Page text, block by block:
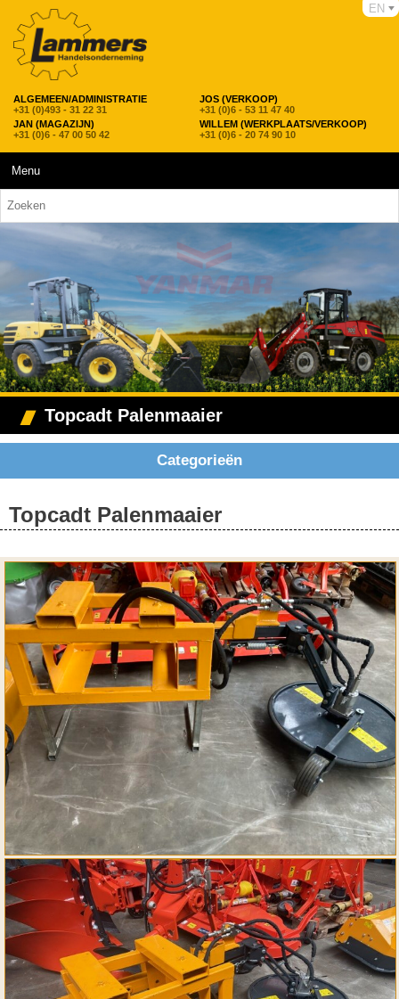
ALGEMEEN/ADMINISTRATIE
+31 (0)493 - 31 22 31
JOS (VERKOOP)
+31 (0)6 - 53 11 47 40
JAN (MAGAZIJN)
+31 (0)6 - 47 00 50 42
WILLEM (WERKPLAATS/VERKOOP)
+31 (0)6 - 20 74 90 10
EN
Menu
Topcadt Palenmaaier
Categorieën
Topcadt Palenmaaier